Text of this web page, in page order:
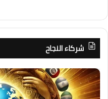
شركاء النجاح